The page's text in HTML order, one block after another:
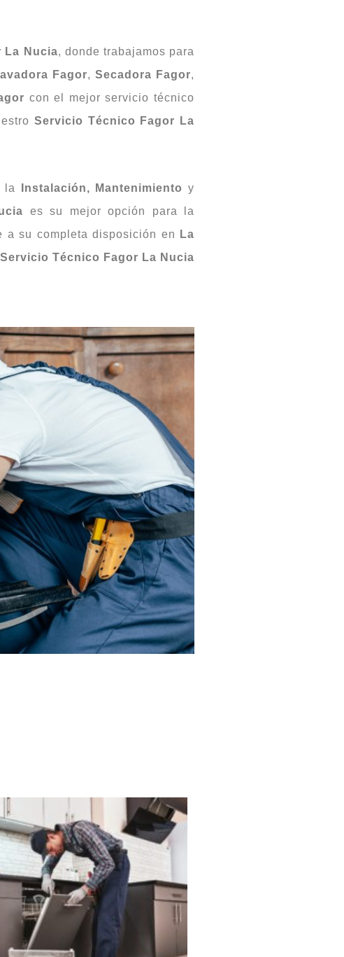
La Nucia, donde trabajamos para
Fagor,Secadora Fagor,
con el mejor servicio técnico
Servicio Técnico Fagor La
la Instalación, Mantenimiento y
es su mejor opción para la
a su completa disposición en
La
Servicio Técnico Fagor La Nucia